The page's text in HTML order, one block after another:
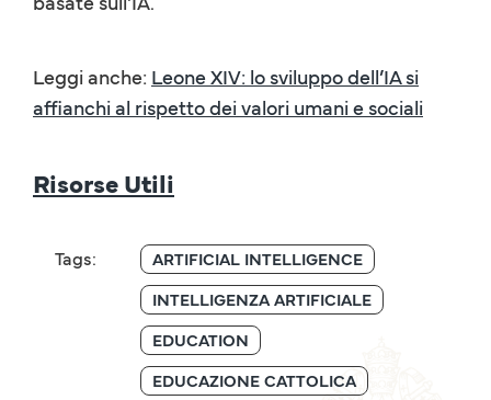
Leggi anche: Leone XIV: lo sviluppo dell’IA si
affianchi al rispetto dei valori umani e sociali
Risorse Utili
Tags:
ARTIFICIAL INTELLIGENCE
INTELLIGENZA ARTIFICIALE
EDUCATION
EDUCAZIONE CATTOLICA